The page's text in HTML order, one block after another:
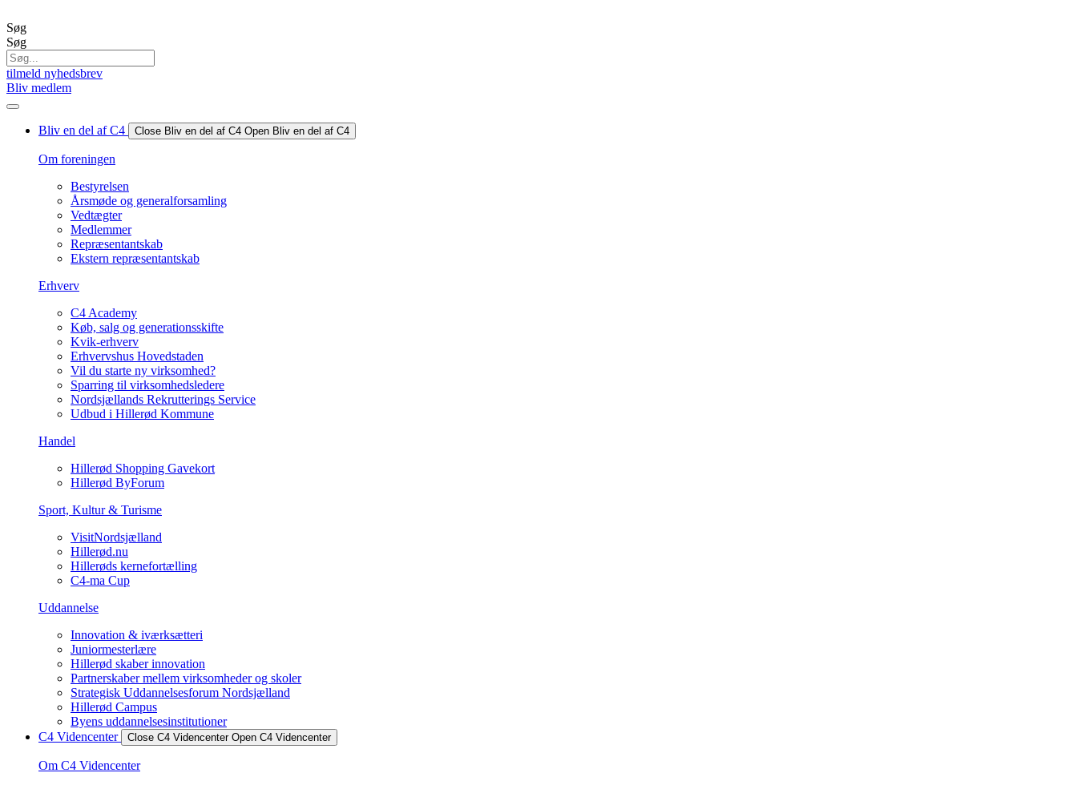
til
indhold
Søg
Søg
tilmeld nyhedsbrev
Bliv medlem
Bliv en del af C4 Close Bliv en del af C4 Open Bliv en del af C4
Om foreningen
Bestyrelsen
Årsmøde og generalforsamling
Vedtægter
Medlemmer
Repræsentantskab
Ekstern repræsentantskab
Erhverv
C4 Academy
Køb, salg og generationsskifte
Kvik-erhverv
Erhvervshus Hovedstaden
Vil du starte ny virksomhed?
Sparring til virksomhedsledere
Nordsjællands Rekrutterings Service
Udbud i Hillerød Kommune
Handel
Hillerød Shopping Gavekort
Hillerød ByForum
Sport, Kultur & Turisme
VisitNordsjælland
Hillerød.nu
Hillerøds kernefortælling
C4-ma Cup
Uddannelse
Innovation & iværksætteri
Juniormesterlære
Hillerød skaber innovation
Partnerskaber mellem virksomheder og skoler
Strategisk Uddannelsesforum Nordsjælland
Hillerød Campus
Byens uddannelsesinstitutioner
C4 Videncenter
Close C4 Videncenter Open C4 Videncenter
Om C4 Videncenter